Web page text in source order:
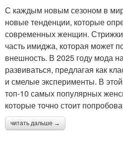
С каждым новым сезоном в
новые тенденции, которые
современных женщин.
часть имиджа, которая может
внешность. В 2025 году мода
развиваться, предлагая как
и смелые эксперименты. В
топ-10 самых популярных
которые точно стоит
читать дальше →